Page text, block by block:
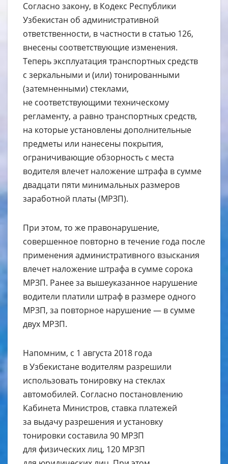
Согласно закону, в Кодекс Республики
Узбекистан об административной
ответственности, в частности в статью 126,
внесены соответствующие изменения.
Теперь эксплуатация транспортных средств
с зеркальными и (или) тонированными
(затемненными) стеклами,
не соответствующими техническому
регламенту, а равно транспортных средств,
на которые установлены дополнительные
предметы или нанесены покрытия,
ограничивающие обзорность с места
водителя влечет наложение штрафа в сумме
двадцати пяти минимальных размеров
заработной платы (МРЗП).
При этом, то же правонарушение,
совершенное повторно в течение года после
применения административного взыскания
влечет наложение штрафа в сумме сорока
МРЗП. Ранее за вышеуказанное нарушение
водители платили штраф в размере одного
МРЗП, за повторное нарушение — в сумме
двух МРЗП.
Напомним, с 1 августа 2018 года
в Узбекистане водителям разрешили
использовать тонировку на стеклах
автомобилей. Согласно постановлению
Кабинета Министров, ставка платежей
за выдачу разрешения и установку
тонировки составила 90 МРЗП
для физических лиц, 120 МРЗП